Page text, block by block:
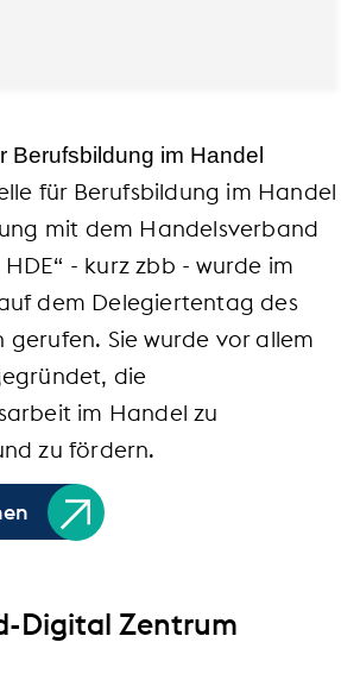
Berufsbildung im Handel
für Berufsbildung im Handel
mit dem Handelsverband
- kurz zbb - wurde im
dem Delegiertentag des
gerufen. Sie wurde vor allem
die
im Handel zu
zu fördern.
Digital Zentrum